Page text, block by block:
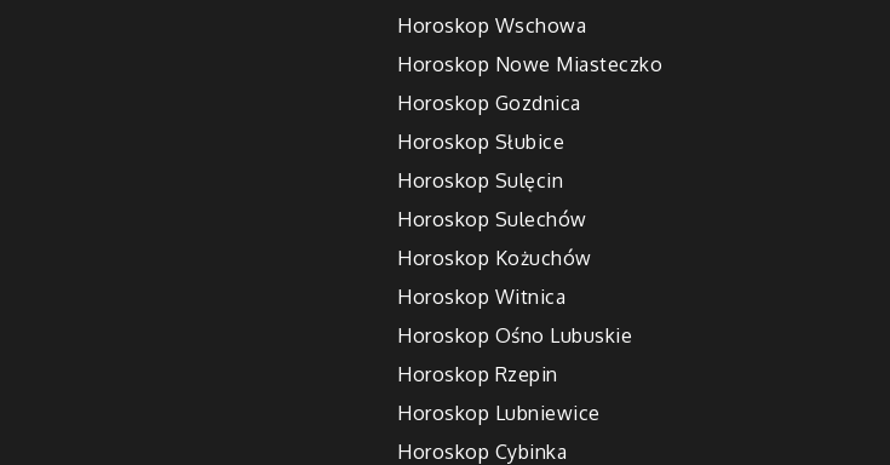
Horoskop Wschowa
Horoskop Nowe Miasteczko
Horoskop Gozdnica
Horoskop Słubice
Horoskop Sulęcin
Horoskop Sulechów
Horoskop Kożuchów
Horoskop Witnica
Horoskop Ośno Lubuskie
Horoskop Rzepin
Horoskop Lubniewice
Horoskop Cybinka